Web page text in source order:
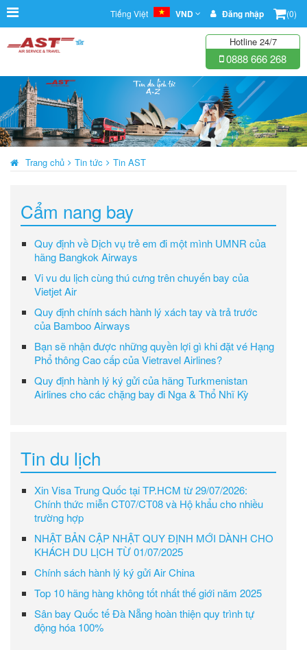
Tiếng Việt VND Đăng nhập (0)
Hotline 24/7
0888 666 268
Trang chủ Tin tức Tin AST
Cẩm nang bay
Quy định về Dịch vụ trẻ em đi một mình UMNR của
hãng Bangkok Airways
Vi vu du lịch cùng thú cưng trên chuyến bay của
Vietjet Air
Quy định chính sách hành lý xách tay và trả trước
của Bamboo Airways
Bạn sẽ nhận được những quyền lợi gì khi đặt vé Hạng
Phổ thông Cao cấp của Vietravel Airlines?
Quy định hành lý ký gửi của hãng Turkmenistan
Airlines cho các chặng bay đi Nga & Thổ Nhĩ Kỳ
Tin du lịch
Xin Visa Trung Quốc tại TP.HCM từ 29/07/2026:
Chính thức miễn CT07/CT08 và Hộ khẩu cho nhiều
trường hợp
NHẬT BẢN CẬP NHẬT QUY ĐỊNH MỚI DÀNH CHO
KHÁCH DU LỊCH TỪ 01/07/2025
Chính sách hành lý ký gửi Air China
Top 10 hãng hàng không tốt nhất thế giới năm 2025
Sân bay Quốc tế Đà Nẵng hoàn thiện quy trình tự
động hóa 100%